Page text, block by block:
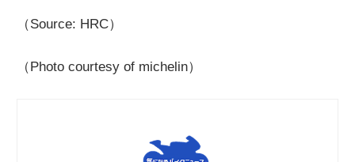
（Source: HRC）
（Photo courtesy of michelin）